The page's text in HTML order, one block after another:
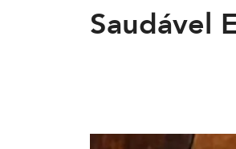
Saudável